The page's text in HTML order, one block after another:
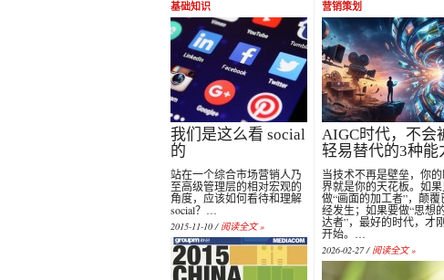
基础知识
我们是这么看 social
的
站在一个综合市场营销人乃
至高级管理层的相对宏观的
角度，应该如何看待和理解
social？…
2015-11-10 / 阅读全文 »
营销策划
AIGC时代，不会
轻易替代的3种能
当技术不再是壁垒，你
界就是你的天花板。如果
做“画面的加工者”，颠覆
经发生；如果要做“思想
达者”，最好的时代，才
开始。…
2026-02-27 / 阅读全文 »